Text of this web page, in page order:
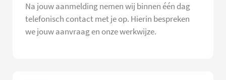
Na jouw aanmelding nemen wij binnen één dag
telefonisch contact met je op. Hierin bespreken
we jouw aanvraag en onze werkwijze.